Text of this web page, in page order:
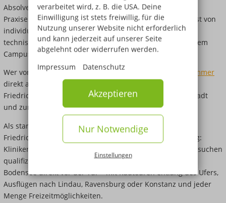
verarbeitet wird, z. B. die USA. Deine
Einwilligung ist stets freiwillig, für die
Nutzung unserer Website nicht erforderlich
und kann jederzeit auf unserer Seite
abgelehnt oder widerrufen werden.
Impressum
Datenschutz
Akzeptieren
Nur Notwendige
Einstellungen
Absolvent:innen. Das Lehrteam bringt therapeutische
Praxiserfahrung direkt in den Unterricht ein. Du profitierst von
individueller Betreuung von Anfang an, modernen und
technisch gut ausgestatteten Unterrichtsräumen und einem
Campus, auf dem Du alles an einem Ort findest.
Wer von weiter weg kommt, findet günstige
Wohnheimzimmer
direkt an der Schule. Der Komplex liegt am Rand von
Friedrichshafen – mit guter Busanbindung in die Innenstadt
und zum Bahnhof.
Als starke Wirtschaftsregion am Bodensee bietet
Friedrichshafen gute Bedingungen für den Berufseinstieg:
Kliniken, Praxen und soziale Einrichtungen in der Region suchen
qualifizierte Fachkräfte. Und nach Feierabend wartet der
Bodensee direkt vor der Tür – mit Radtouren entlang des Ufers,
Ausflügen nach Lindau, Ravensburg oder Konstanz und jeder
Menge Freizeitmöglichkeiten.